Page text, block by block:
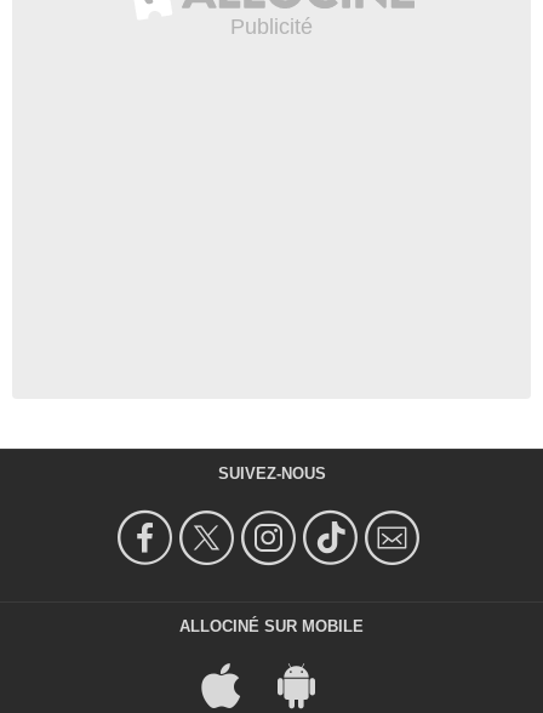
SUIVEZ-NOUS
ALLOCINÉ SUR MOBILE